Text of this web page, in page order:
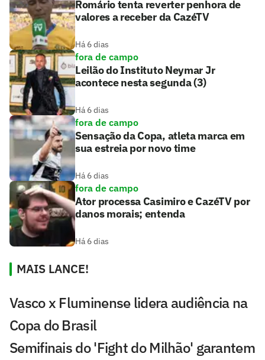
Romário tenta reverter penhora de
valores a receber da CazéTV
Há 6 dias
fora de campo
Leilão do Instituto Neymar Jr
acontece nesta segunda (3)
Há 6 dias
fora de campo
Sensação da Copa, atleta marca em
sua estreia por novo time
Há 6 dias
fora de campo
Ator processa Casimiro e CazéTV por
danos morais; entenda
Há 6 dias
MAIS LANCE!
Vasco x Fluminense lidera audiência na
Copa do Brasil
Semifinais do 'Fight do Milhão' garantem